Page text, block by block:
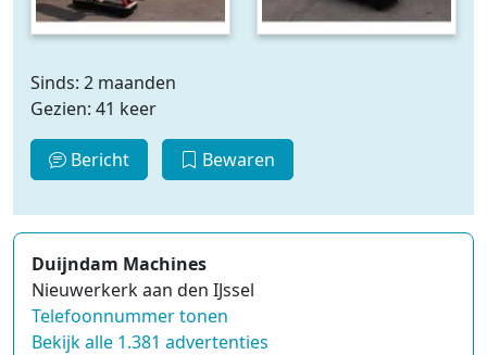
Sinds: 2 maanden
Gezien: 41 keer
Bericht Bewaren
Duijndam Machines
Nieuwerkerk aan den IJssel
Telefoonnummer tonen
Bekijk alle 1.381 advertenties